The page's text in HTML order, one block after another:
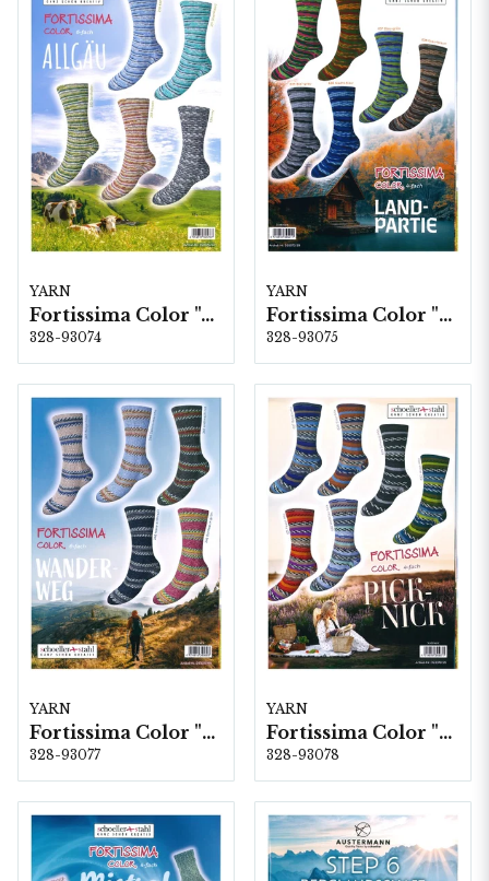
YARN
Fortissima Color "Allgäu" 6-fach, 5 färger á 1,5 kg.
328-93074
YARN
Fortissima Color "Land-Partie" 4-fach, 6 färger á 1,0 kg.
328-93075
YARN
Fortissima Color "Wander-Weg" 6-fach, 5 färger á 1,5 kg.
328-93077
YARN
Fortissima Color "Pick-Nick" 4-fach, 6 färger á 1,0 kg.
328-93078